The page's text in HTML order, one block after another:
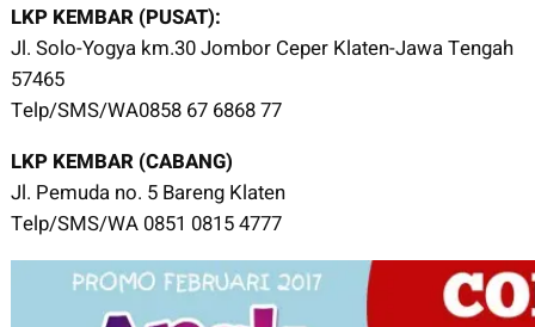
LKP KEMBAR (PUSAT):
Jl. Solo-Yogya km.30 Jombor Ceper Klaten-Jawa Tengah
57465
Telp/SMS/WA0858 67 6868 77
LKP KEMBAR (CABANG)
Jl. Pemuda no. 5 Bareng Klaten
Telp/SMS/WA 0851 0815 4777